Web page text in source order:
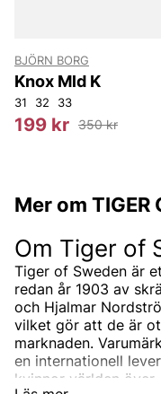
BJÖRN BORG
Knox Mld K
31 32 33
199 kr 350 kr
Mer om TIGER
Om Tiger of
Tiger of Sweden är
redan år 1903 av
och Hjalmar
vilket gör att de är
marknaden.
en internationell
kvinnor världen